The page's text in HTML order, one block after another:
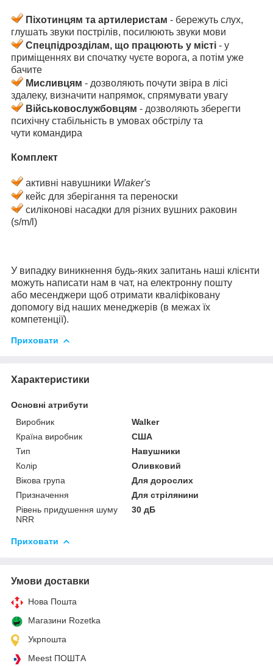
Піхотинцям та артилеристам - бережуть слух,
глушать звуки пострілів, посилюють звуки мови
Спецпідрозділам, що працюють у місті - у
приміщеннях ви спочатку чуєте ворога, а потім уже
бачите
Мисливцям - дозволяють почути звіра в лісі
здалеку, визначити напрямок, спрямувати увагу
Військовослужбовцям - дозволяють зберегти
психічну стабільність в умовах обстрілу та
чути командира
Комплект
активні навушники Wlaker's
кейс для зберігання та переноски
силіконові насадки для різних вушних раковин
(s/m/l)
У випадку виникнення будь-яких запитань наші клієнти
можуть написати нам в чат, на електронну пошту
або месенджери щоб отримати кваліфіковану
допомогу від наших менеджерів (в межах їх
компетенції).
Приховати
Характеристики
Основні атрибути
Виробник
Walker
Країна виробник
США
Тип
Навушники
Колір
Оливковий
Вікова група
Для дорослих
Призначення
Для стрілянини
Рівень придушення шуму
NRR
30 дБ
Приховати
Умови доставки
Нова Пошта
Магазини Rozetka
Укрпошта
Meest ПОШТА